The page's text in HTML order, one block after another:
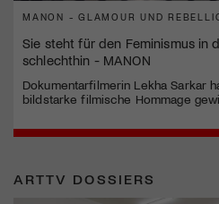
MANON - GLAMOUR UND
Sie steht für den Feminismus in
schlechthin - MANON
Dokumentarfilmerin Lekha Sarkar
bildstarke filmische Hommage
ARTTV DOSSIERS